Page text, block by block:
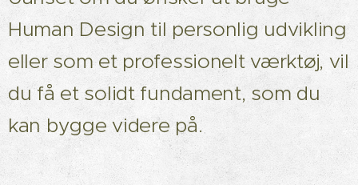
Human Design til personlig udvikling
eller som et professionelt værktøj, vil
du få et solidt fundament, som du
kan bygge videre på.